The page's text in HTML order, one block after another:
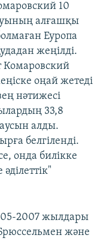
10
алғашқы
Еуропа
жеңілді.
Комаровский
оңай жетеді
нәтижесі
33,8
алды.
белгіленді.
онда билікке
2007 жылдары
және